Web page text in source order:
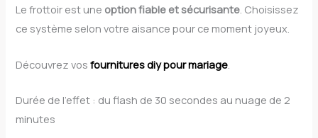
Le frottoir est une option fiable et sécurisante. Choisissez
ce système selon votre aisance pour ce moment joyeux.
Découvrez vosfournitures diy pour mariage
Durée de l’effet : du flash de 30 secondes au nuage de 2
minutes